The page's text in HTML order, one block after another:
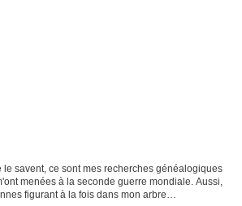
le savent, ce sont mes recherches généalogiques
menées à la seconde guerre mondiale. Aussi,
figurant à la fois dans mon arbre